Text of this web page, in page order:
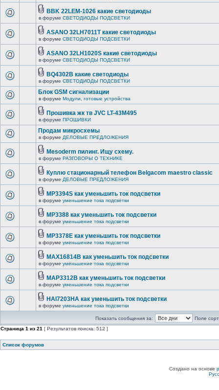
BBK 22LEM-1026 какие светодиоды
в форуме СВЕТОДИОДЫ ПОДСВЕТКИ
ASANO 32LH7011T какие светодиоды
в форуме СВЕТОДИОДЫ ПОДСВЕТКИ
ASANO 32LH1020S какие светодиоды
в форуме СВЕТОДИОДЫ ПОДСВЕТКИ
BQ4302B какие светодиоды
в форуме СВЕТОДИОДЫ ПОДСВЕТКИ
Блок GSM сигнализации
в форуме Модули, готовые устройства
Прошивка жк тв JVC LT-43M495
в форуме ПРОШИВКИ
Продам микросхемы
в форуме ДЕЛОВЫЕ ПРЕДЛОЖЕНИЯ
Mesoderm пилинг. Ищу схему.
в форуме РАЗГОВОРЫ О ТЕХНИКЕ
Куплю стационарный телефон Belgacom maestro classic
в форуме ДЕЛОВЫЕ ПРЕДЛОЖЕНИЯ
MP3394S как уменьшить ток подсветки
в форуме уменьшение тока подсветки
MP3388 как уменьшить ток подсветки
в форуме уменьшение тока подсветки
MP3378E как уменьшить ток подсветки
в форуме уменьшение тока подсветки
MAX16814B как уменьшить ток подсветки
в форуме уменьшение тока подсветки
MAP3312B как уменьшить ток подсветки
в форуме уменьшение тока подсветки
HAI7203HA как уменьшить ток подсветки
в форуме уменьшение тока подсветки
Показать сообщения за:
Поле
Страница 1 из 21 [ Результатов поиска: 512 ]
Список форумов
Создано на основе